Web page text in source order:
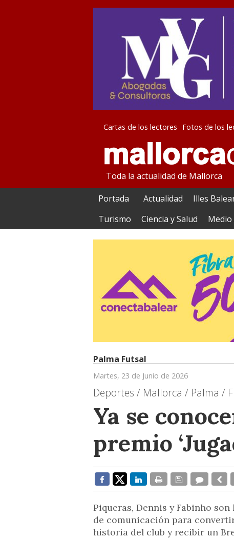
Cartas de los lectores Fotos de los
Toda la actualidad de Mallorca
Portada Actualidad Illes
Turismo
Ciencia y Salud
Palma Futsal
Martes, 23 de Junio de 2026
Deportes / Mallorca / Palma /
Ya se
premio
Piqueras, Dennis y Fabinho
de comunicación para
historia del club y recibir un